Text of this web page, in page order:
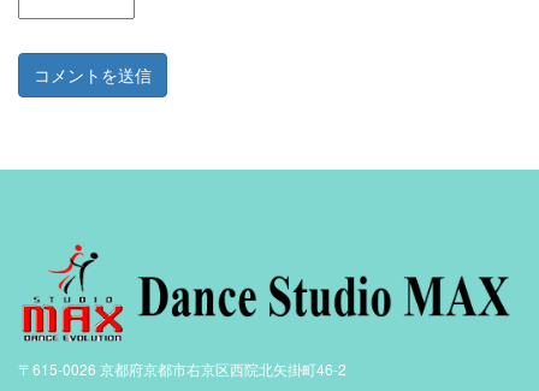
〒615-0026 京都府京都市右京区西院北矢掛町46-2